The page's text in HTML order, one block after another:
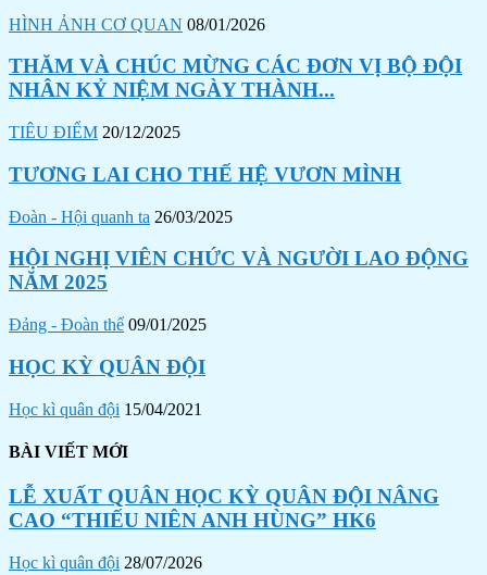
HÌNH ẢNH CƠ QUAN 08/01/2026
THĂM VÀ CHÚC MỪNG CÁC ĐƠN VỊ BỘ ĐỘI
NHÂN KỶ NIỆM NGÀY THÀNH...
TIÊU ĐIỂM 20/12/2025
TƯƠNG LAI CHO THẾ HỆ VƯƠN MÌNH
Đoàn - Hội quanh ta 26/03/2025
HỘI NGHỊ VIÊN CHỨC VÀ NGƯỜI LAO ĐỘNG
NĂM 2025
Đảng - Đoàn thể 09/01/2025
HỌC KỲ QUÂN ĐỘI
Học kì quân đội 15/04/2021
BÀI VIẾT MỚI
LỄ XUẤT QUÂN HỌC KỲ QUÂN ĐỘI NÂNG
CAO “THIẾU NIÊN ANH HÙNG” HK6
Học kì quân đội 28/07/2026